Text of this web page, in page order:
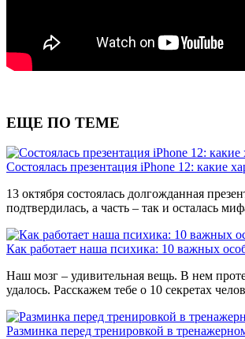
ЕЩЕ ПО ТЕМЕ
Состоялась презентация iPhone 12: какие
13 октября состоялась долгожданная
подтвердилась, а часть – так и осталась
Как работает наша психика: 10 важных
Наш мозг – удивительная вещь. В нем
удалось. Расскажем тебе о 10 секретах
Разминка перед тренировкой в